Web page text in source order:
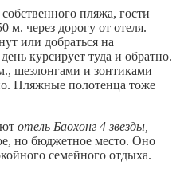
пляжа, гости
через дорогу от отеля.
или добраться на
курсирует туда и обратно.
шезлонгами и зонтиками
Пляжные полотенца тоже
отель Баохонг 4 звезды,
но бюджетное место. Оно
семейного отдыха.